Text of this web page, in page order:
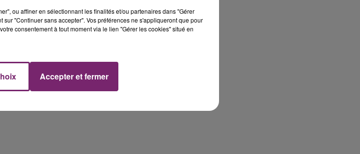
ou affiner en sélectionnant les finalités et/ou partenaires dans "Gérer
"Continuer sans accepter". Vos préférences ne s'appliqueront que pour
consentement à tout moment via le lien "Gérer les cookies" situé en
Accepter et fermer